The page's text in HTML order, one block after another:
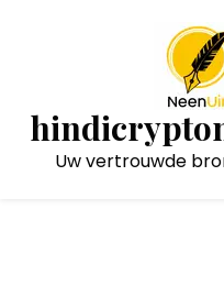
Uw vertrouwde